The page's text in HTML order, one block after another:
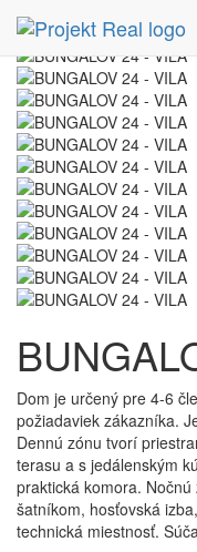
Dom je určený pre 4-6
požiadaviek zákazníka.
Dennú zónu tvorí
terasu a s jedálenským
praktická komora.
šatníkom, hosťovská
technická miestnosť.